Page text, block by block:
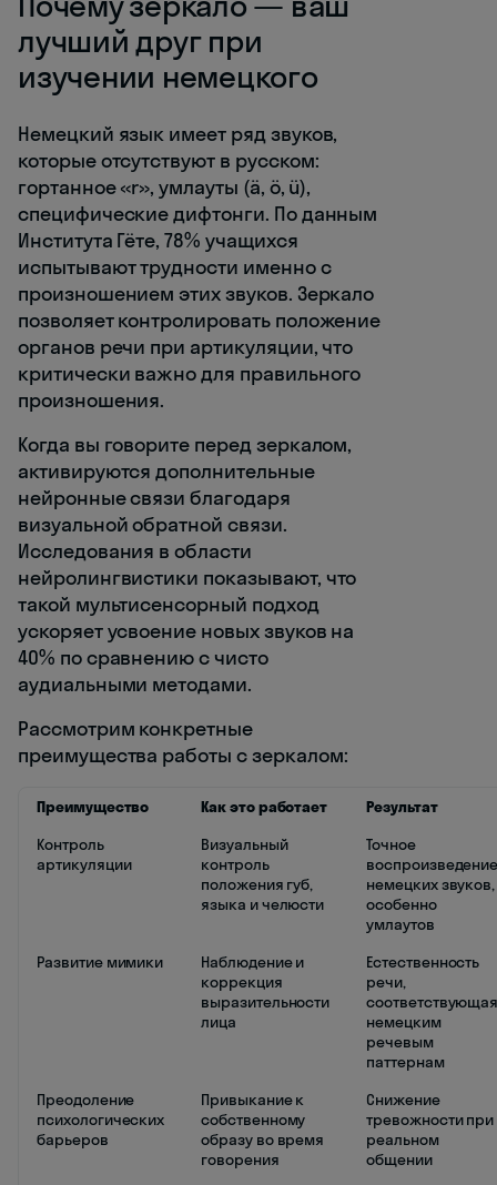
лучший друг при
изучении немецкого
Немецкий язык имеет ряд звуков,
которые отсутствуют в русском:
гортанное «r», умлауты (ä, ö, ü),
специфические дифтонги. По данным
Института Гёте, 78% учащихся
испытывают трудности именно с
произношением этих звуков. Зеркало
позволяет контролировать положение
органов речи при артикуляции, что
критически важно для правильного
произношения.
Когда вы говорите перед зеркалом,
активируются дополнительные
нейронные связи благодаря
визуальной обратной связи.
Исследования в области
нейролингвистики показывают, что
такой мультисенсорный подход
ускоряет усвоение новых звуков на
40% по сравнению с чисто
аудиальными методами.
Рассмотрим конкретные
преимущества работы с зеркалом:
Преимущество Как это работает
Результат
Контроль
артикуляции
Визуальный
контроль
положения губ,
языка и челюсти
Точное
немецких звуков,
особенно
умлаутов
Развитие мимики
Наблюдение и
коррекция
выразительности
лица
Естественность
речи,
немецким
речевым
паттернам
Преодоление
психологических
барьеров
Привыкание к
собственному
образу во время
говорения
Снижение
тревожности при
реальном
общении